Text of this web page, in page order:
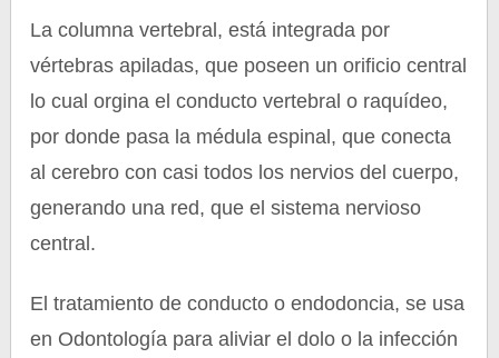
La columna vertebral, está integrada por
vértebras apiladas, que poseen un orificio central
lo cual orgina el conducto vertebral o raquídeo,
por donde pasa la médula espinal, que conecta
al cerebro con casi todos los nervios del cuerpo,
generando una red, que el sistema nervioso
central.
El tratamiento de conducto o endodoncia, se usa
en Odontología para aliviar el dolo o la infección